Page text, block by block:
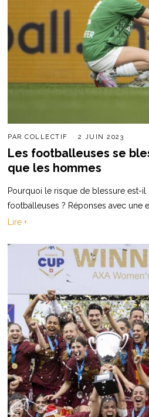
PARCOLLECTIF 2 JUIN 2023
Les footballeuses se
que les hommes
Pourquoi le risque de blessure est-
footballeuses ? Réponses avec une
Lire +